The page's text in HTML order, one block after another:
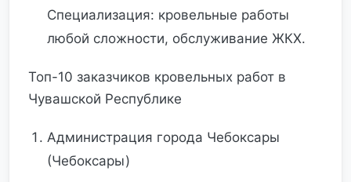
Специализация: кровельные работы
любой сложности, обслуживание ЖКХ.
Топ-10 заказчиков кровельных работ в
Чувашской Республике
Администрация города Чебоксары
(Чебоксары)